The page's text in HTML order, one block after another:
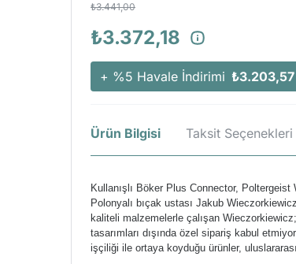
₺3.441,00
₺3.372,18
+ %5 Havale İndirimi ₺3.203,57
Ürün Bilgisi Taksit Seçenekleri
Kullanışlı Böker Plus Connector, Poltergeist
Polonyalı bıçak ustası Jakub
kaliteli malzemelerle çalışan
tasarımları dışında özel sipariş kabul
işçiliği ile ortaya koyduğu ürünler,